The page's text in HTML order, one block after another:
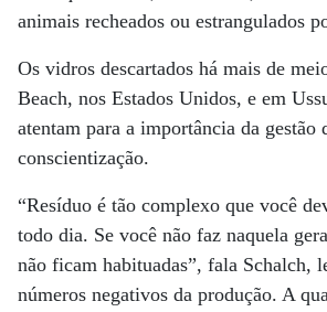
animais recheados ou estrangulados
Os vidros descartados há mais de
Beach, nos Estados Unidos, e em
atentam para a importância da gestão
conscientização.
“Resíduo é tão complexo que você
todo dia. Se você não faz naquela
não ficam habituadas”, fala Schalch,
números negativos da produção. A